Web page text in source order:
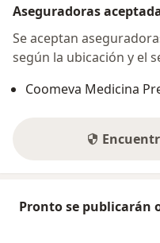
Aseguradoras
Se aceptan
según la ubicación y el
Coomeva Medicina
Pronto se publicarán